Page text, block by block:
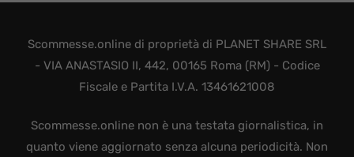
Scommesse.online di proprietà di PLANET SHARE SRL
- VIA ANASTASIO II, 442, 00165 Roma (RM) - Codice
Fiscale e Partita I.V.A. 13461621008
Scommesse.online non è una testata giornalistica, in
quanto viene aggiornato senza alcuna periodicità. Non